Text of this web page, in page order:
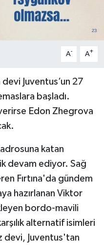
A- A+
Juventus’un 27
başladı.
Edon Zhegrova
katan
devam ediyor. Sağ
Fırtına'da gündem
hazırlanan Viktor
bordo-mavili
alternatif isimleri
devi, Juventus'tan